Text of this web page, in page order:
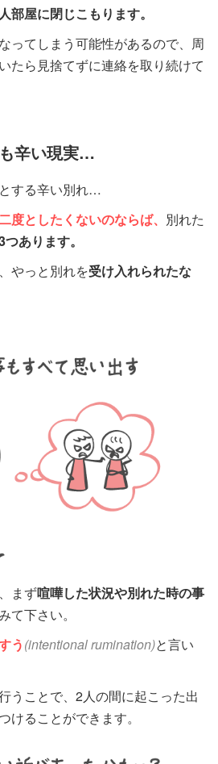
部屋に閉じこもります。
ってしまう可能性があるので、周
たら見捨てずに連絡を取り続けて
辛い現実…
する辛い別れ…
度としたくないのならば、 別れた
あります。
やっと別れを受け入れられたな
まず喧嘩した状況や別れた時の事
て下さい。
う(intentional rumination)と言い
うことで、2人の間に起こった出
けることができます。